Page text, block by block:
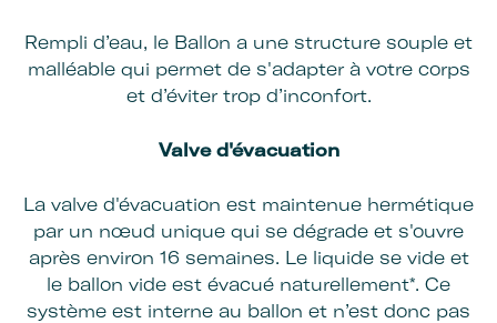
Rempli d’eau, le Ballon a une structure souple et
malléable qui permet de s'adapter à votre corps
et d’éviter trop d’inconfort.
Valve d'évacuation
La valve d'évacuation est maintenue hermétique
par un nœud unique qui se dégrade et s'ouvre
après environ 16 semaines. Le liquide se vide et
le ballon vide est évacué naturellement*. Ce
système est interne au ballon et n’est donc pas